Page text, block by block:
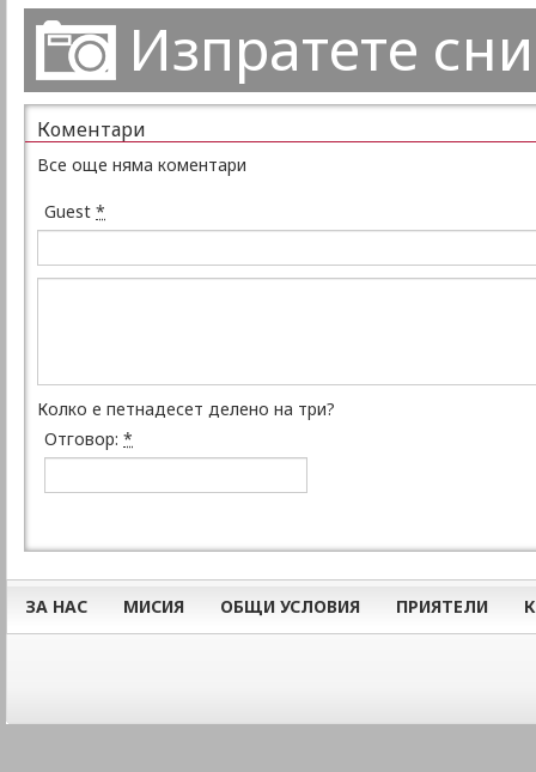
Изпратете
Коментари
Все още няма коментари
Guest *
Колко е петнадесет делено на три?
Отговор: *
ЗА НАС МИСИЯ ОБЩИ УСЛОВИЯ ПРИЯТЕЛИ